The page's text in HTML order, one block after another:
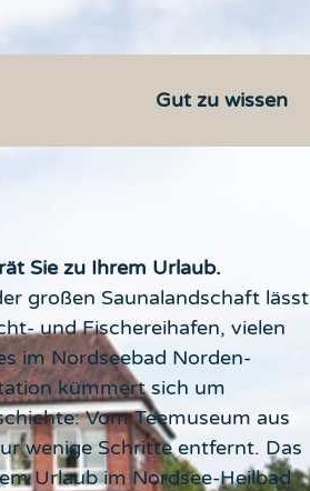
Gut zu wissen
Sie zu Ihrem Urlaub.
großen Saunalandschaft lässt
und Fischereihafen, vielen
im Nordseebad Norden-
kümmert sich um
Vom Teemuseum aus
wenige Schritte entfernt. Das
Urlaub im Nordsee-Heilbad